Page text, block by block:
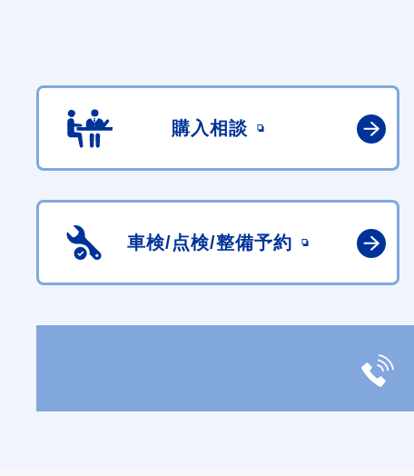
購入相談
車検/点検/整備予約